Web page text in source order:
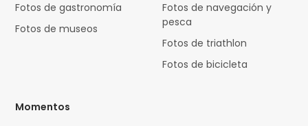
Fotos de gastronomía
Fotos de museos
Fotos de navegación y
pesca
Fotos de triathlon
Fotos de bicicleta
Momentos